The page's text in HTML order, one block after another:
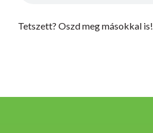
Tetszett? Oszd meg másokkal is!